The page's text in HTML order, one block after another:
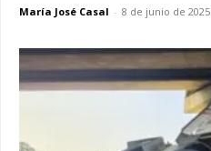
María José Casal - 8 de junio de 2025